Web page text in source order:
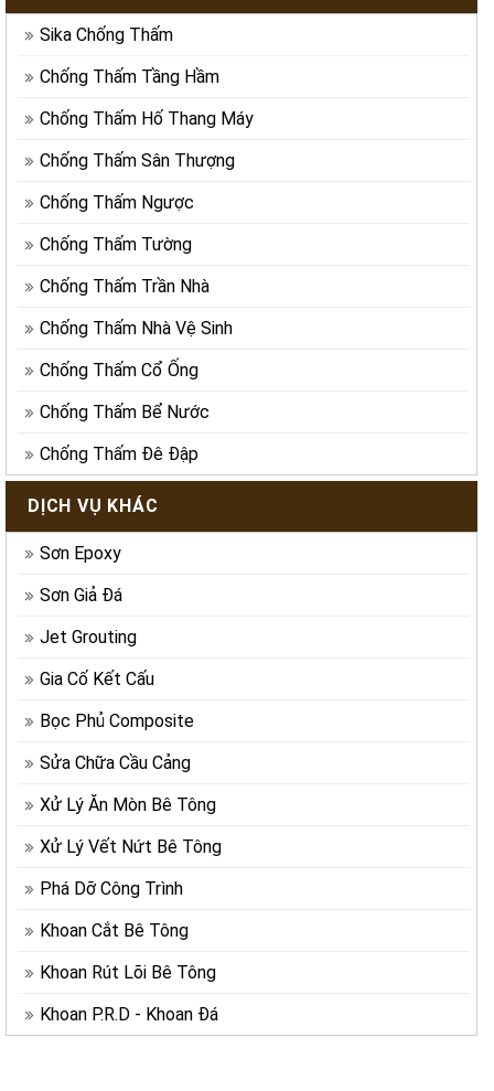
Sika Chống Thấm
Chống Thấm Tầng Hầm
Chống Thấm Hố Thang Máy
Chống Thấm Sân Thượng
Chống Thấm Ngược
Chống Thấm Tường
Chống Thấm Trần Nhà
Chống Thấm Nhà Vệ Sinh
Chống Thấm Cổ Ống
Chống Thấm Bể Nước
Chống Thấm Đê Đập
DỊCH VỤ KHÁC
Sơn Epoxy
Sơn Giả Đá
Jet Grouting
Gia Cố Kết Cấu
Bọc Phủ Composite
Sửa Chữa Cầu Cảng
Xử Lý Ăn Mòn Bê Tông
Xử Lý Vết Nứt Bê Tông
Phá Dỡ Công Trình
Khoan Cắt Bê Tông
Khoan Rút Lõi Bê Tông
Khoan P.R.D - Khoan Đá